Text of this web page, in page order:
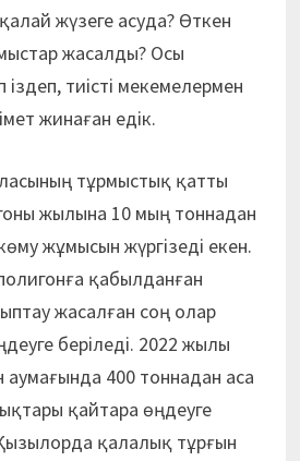
жүзеге асуда? Өткен
жасалды? Осы
тиісті мекемелермен
жинаған едік.
тұрмыстық қатты
жылына 10 мың тоннадан
жұмысын жүргізеді екен.
қабылданған
жасалған соң олар
беріледі. 2022 жылы
аумағында 400 тоннадан аса
қайтара өңдеуге
қалалық тұрғын